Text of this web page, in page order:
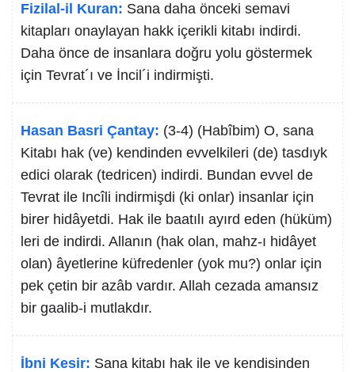
Fizilal-il Kuran: Sana daha önceki semavi
kitapları onaylayan hakk içerikli kitabı indirdi.
Daha önce de insanlara doğru yolu göstermek
için Tevrat´ı ve İncil´i indirmişti.
Hasan Basri Çantay: (3-4) (Habîbim) O, sana
Kitabı hak (ve) kendinden evvelkileri (de) tasdıyk
edici olarak (tedricen) indirdi. Bundan evvel de
Tevrat ile Incîli indirmişdi (ki onlar) insanlar için
birer hidâyetdi. Hak ile baatılı ayırd eden (hüküm)
leri de indirdi. Allanın (hak olan, mahz-ı hidâyet
olan) âyetlerine küfredenler (yok mu?) onlar için
pek çetin bir azâb vardır. Allah cezada amansız
bir gaalib-i mutlakdır.
İbni Kesir: Sana kitabı hak ile ve kendisinden